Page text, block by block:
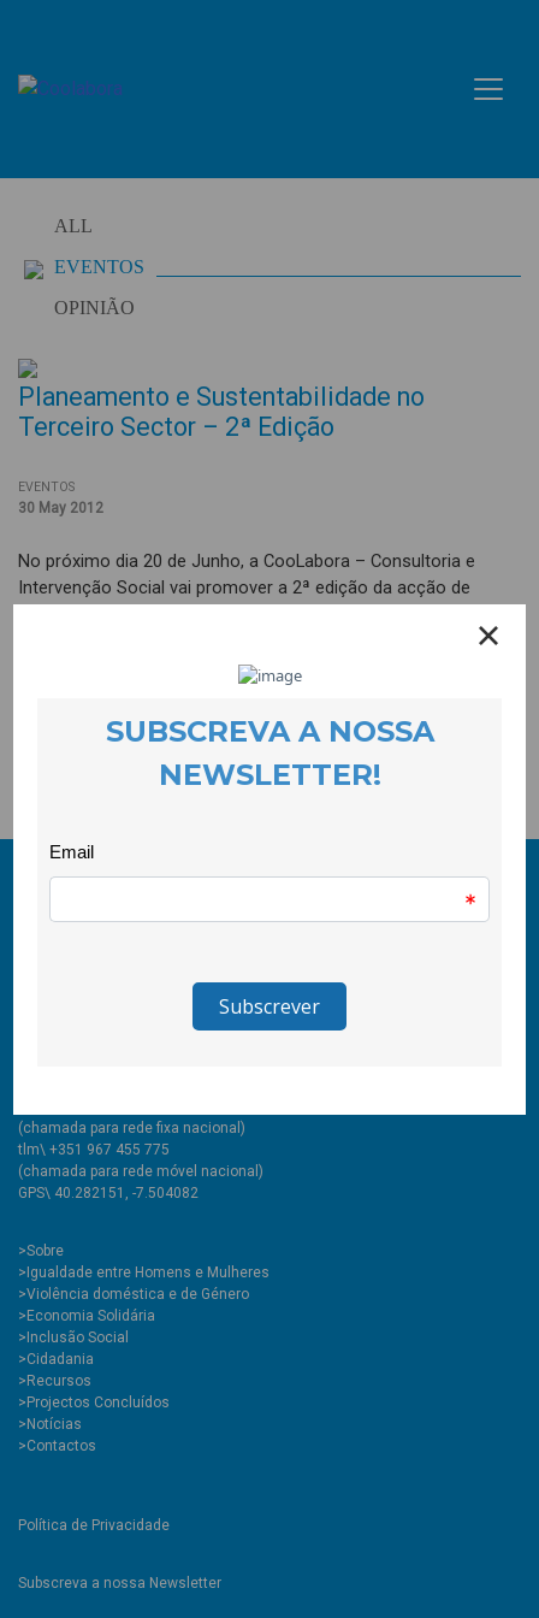
content
ALL
EVENTOS
OPINIÃO
Planeamento e Sustentabilidade no
Terceiro Sector – 2ª Edição
EVENTOS
30 May 2012
No próximo dia 20 de Junho, a CooLabora – Consultoria e
Intervenção Social vai promover a 2ª edição da acção de
PDF)
© 2011-2024 COOLABORA CRL
CooLabora, CRL — Intervenção Social
Rua Comendador Marcelino, 53
(chamada para rede fixa nacional)
tlm\ +351 967 455 775
(chamada para rede móvel nacional)
GPS\ 40.282151, -7.504082
>Sobre
>Igualdade entre Homens e Mulheres
>Violência doméstica e de Género
>Economia Solidária
>Inclusão Social
>Cidadania
>Recursos
>Projectos Concluídos
>Notícias
>Contactos
Política de Privacidade
Subscreva a nossa Newsletter